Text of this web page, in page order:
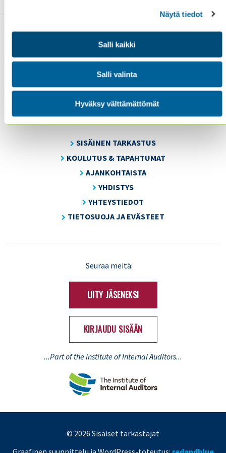
Näytä tiedot
Salli kaikki
Salli valinta
Hyväksy välttämättömät
Sisäiset tarkastajat ry / Oy Inreviso Ab
Energiakuja 3
FI 00180 Helsinki
Tel. +358 (0)50 505 6669
SISÄINEN TARKASTUS
KOULUTUS & TAPAHTUMAT
AJANKOHTAISTA
YHDISTYS
YHTEYSTIEDOT
TIETOSUOJA JA EVÄSTEET
Seuraa meitä:
LIITY JÄSENEKSI
KIRJAUDU SISÄÄN
...Part of the Institute of Internal Auditors...
© 2026 Sisäiset tarkastajat